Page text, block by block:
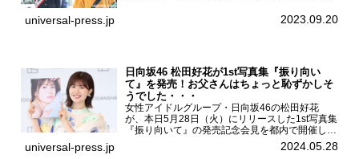
での10日間実施される令和5年 秋の全国交通安全
universal-press.jp 2023.09.20
日向坂46 松田好花が1st写真集『振り向い
て』を発売！お父さんはちょっと恥ずかしそ
うでした・・・
女性アイドルグループ・日向坂46の松田好花
が、本日5月28日（火）にリリースした1st写真集
『振り向いて』の発売記念会見を都内で開催し
た。日向坂46 松田好花1st写真集『振り向いて』
発売記念会見写真集では日向坂46の松田好花を
universal-press.jp 2024.05.28